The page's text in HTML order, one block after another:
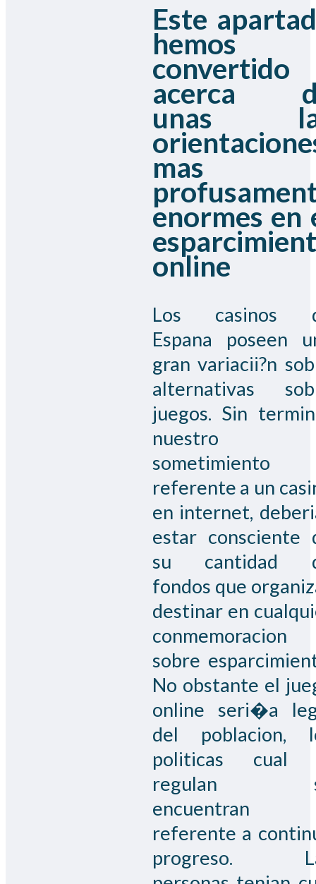
Este
hemos
convertido
acerca
unas
mas
enormes en
online
Los casinos
Espana poseen
gran variacii?n
alternativas
juegos. Sin
nuestro
sometimiento
referente a un
en internet,
estar consciente
su cantidad
fondos que
destinar en
conmemoracion
sobre
No obstante el
online seri�a
del poblacion,
politicas cual
regulan
encuentran
referente a
progreso.